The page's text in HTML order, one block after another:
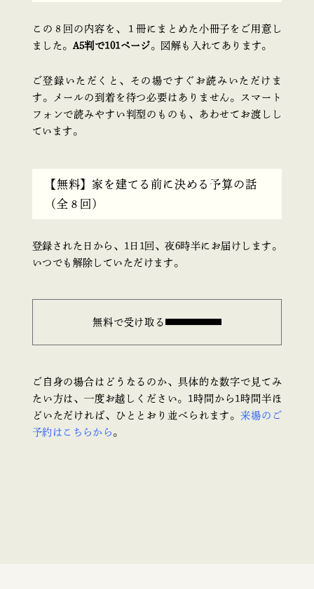
この８回の内容を、１冊にまとめた小冊子をご用意し
ました。 A5判で101ページ。図解も入れてあります。
ご登録いただくと、その場ですぐお読みいただけま
す。メールの到着を待つ必要はありません。スマート
フォンで読みやすい判型のものも、あわせてお渡しし
ています。
【無料】家を建てる前に決める予算の話
（全８回）
登録された日から、1日1回、夜6時半にお届けします。
いつでも解除していただけます。
無料で受け取る
ご自身の場合はどうなるのか、具体的な数字で見てみ
たい方は、一度お越しください。1時間から1時間半ほ
どいただければ、ひととおり並べられます。来場のご
予約はこちらから 。